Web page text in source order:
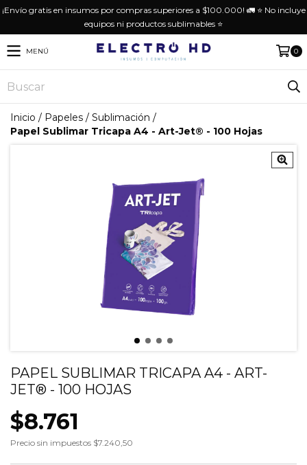
¡Envío gratis en insumos por compras superiores a $100.000! 🚛 ⭐️ No incluye
equipos ni productos sublimables ⭐️
MENÚ 0
Inicio / Papeles / Sublimación /
Papel Sublimar Tricapa A4 - Art-Jet® - 100 Hojas
PAPEL SUBLIMAR TRICAPA A4 - ART-
JET® - 100 HOJAS
$8.761
Precio sin impuestos $7.240,50